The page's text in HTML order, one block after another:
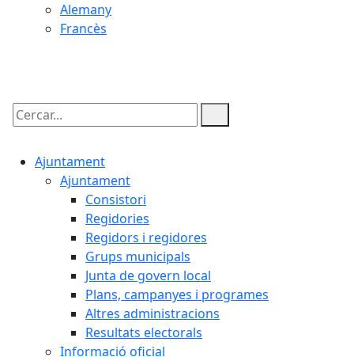
Alemany
Francès
Cercar:
Ajuntament
Ajuntament
Consistori
Regidories
Regidors i regidores
Grups municipals
Junta de govern local
Plans, campanyes i programes
Altres administracions
Resultats electorals
Informació oficial